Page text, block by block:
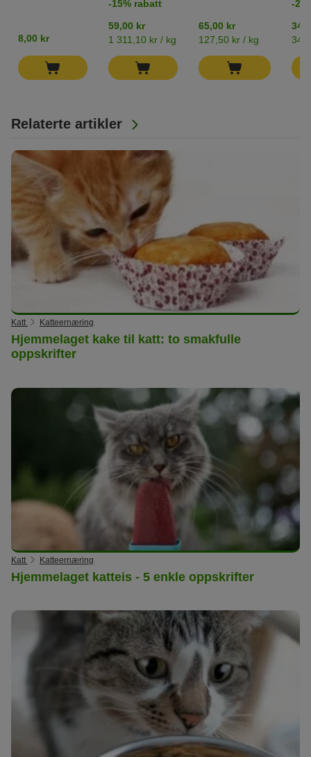
Relaterte artikler
Katt Katteernæring
Hjemmelaget kake til katt: to smakfulle
oppskrifter
Katt Katteernæring
Hjemmelaget katteis - 5 enkle oppskrifter
8,00 kr
-15% rabatt
59,00 kr
1 311,10 kr / kg
65,00 kr
127,50 kr / kg
-